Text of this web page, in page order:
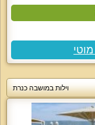
וילות במושבה כנרת